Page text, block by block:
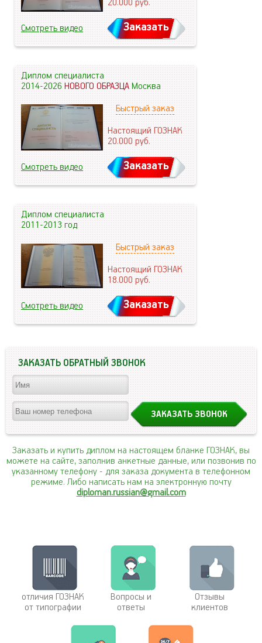
20.000руб.
Смотреть видео Заказать
Диплом специалиста
2014-2026НОВОГО ОБРАЗЦАМосква
Быстрый заказ
Настоящий ГОЗНАК
20.000руб.
Смотреть видео Заказать
Диплом специалиста
2011-2013 год
Быстрый заказ
Настоящий ГОЗНАК
18.000руб.
Смотреть видео Заказать
ЗАКАЗАТЬ ОБРАТНЫЙ ЗВОНОК
Заказать и купить диплом на настоящем бланке ГОЗНАК, вы
можете на сайте, заполнив анкетные данные, или позвонив по
указанному телефону - для заказа документа в телефонном
режиме. Либо написать нам на электронную почту
diploman.russian@gmail.com
отличия ГОЗНАК
от типографии
Вопросы и
ответы
Отзывы
клиентов